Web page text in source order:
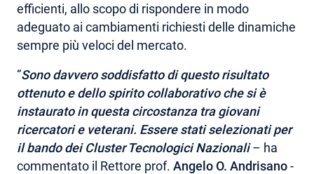
efficienti, allo scopo di rispondere in modo
adeguato ai cambiamenti richiesti delle dinamiche
sempre più veloci del mercato.
“Sono davvero soddisfatto di questo risultato
ottenuto e dello spirito collaborativo che si è
instaurato in questa circostanza tra giovani
ricercatori e veterani. Essere stati selezionati per
il bando dei Cluster Tecnologici Nazionali– ha
commentato il Rettore prof. Angelo O. Andrisano-